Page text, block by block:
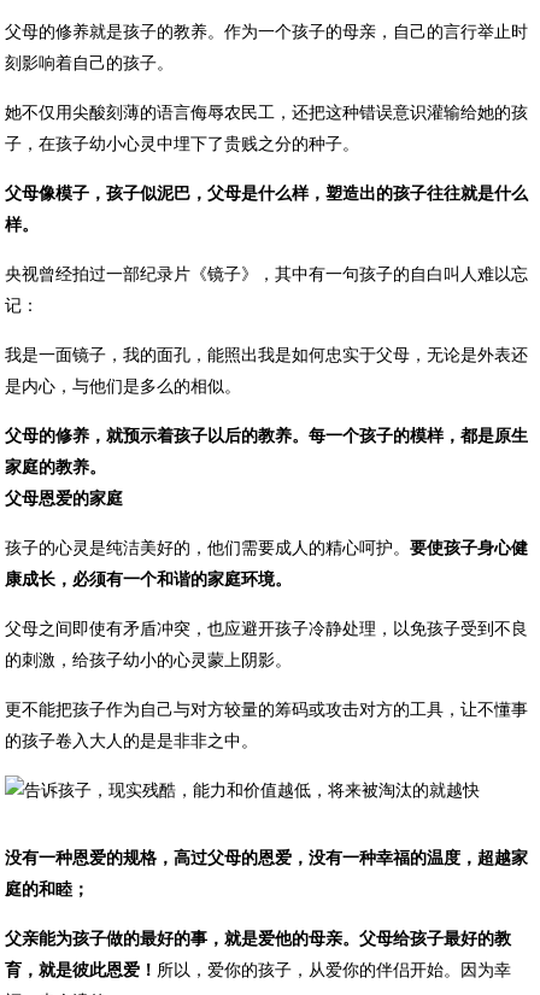
父母的修养就是孩子的教养。作为一个孩子的母亲，自己的言行举止时
刻影响着自己的孩子。
她不仅用尖酸刻薄的语言侮辱农民工，还把这种错误意识灌输给她的孩
子，在孩子幼小心灵中埋下了贵贱之分的种子。
父母像模子，孩子似泥巴，父母是什么样，塑造出的孩子往往就是什么
样。
央视曾经拍过一部纪录片《镜子》，其中有一句孩子的自白叫人难以忘
记：
我是一面镜子，我的面孔，能照出我是如何忠实于父母，无论是外表还
是内心，与他们是多么的相似。
父母的修养，就预示着孩子以后的教养。每一个孩子的模样，都是原生
家庭的教养。
父母恩爱的家庭
孩子的心灵是纯洁美好的，他们需要成人的精心呵护。要使孩子身心健
康成长，必须有一个和谐的家庭环境。
父母之间即使有矛盾冲突，也应避开孩子冷静处理，以免孩子受到不良
的刺激，给孩子幼小的心灵蒙上阴影。
更不能把孩子作为自己与对方较量的筹码或攻击对方的工具，让不懂事
的孩子卷入大人的是是非非之中。
没有一种恩爱的规格，高过父母的恩爱，没有一种幸福的温度，超越家
庭的和睦；
父亲能为孩子做的最好的事，就是爱他的母亲。父母给孩子最好的教
育，就是彼此恩爱！ 所以，爱你的孩子，从爱你的伴侣开始。因为幸